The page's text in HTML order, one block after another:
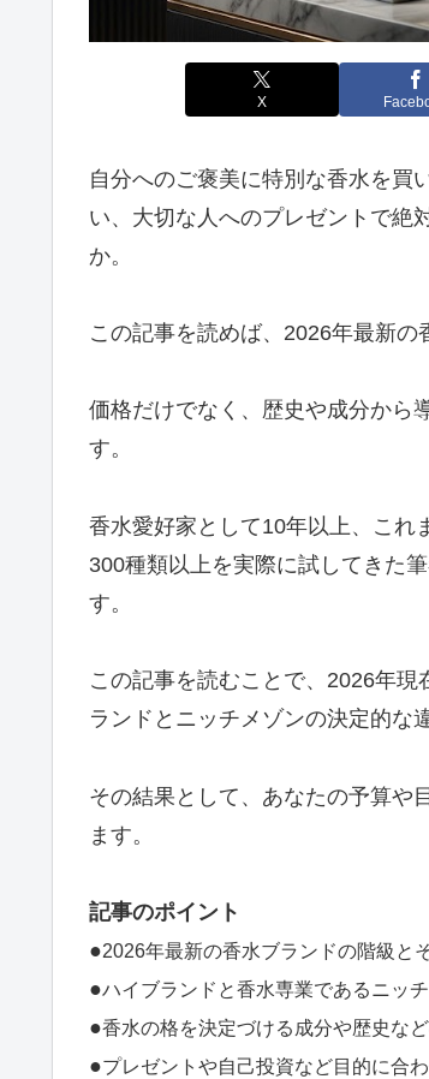
X
自分へのご褒美に特別な香水を買
い、大切な人へのプレゼントで絶
か。
この記事を読めば、2026年最新の
価格だけでなく、歴史や成分から
す。
香水愛好家として10年以上、これ
300種類以上を実際に試してきた
す。
この記事を読むことで、2026年
ランドとニッチメゾンの決定的な
その結果として、あなたの予算や
ます。
記事のポイント
●2026年最新の香水ブランドの階級と
●ハイブランドと香水専業であるニッ
●香水の格を決定づける成分や歴史な
●プレゼントや自己投資など目的に合